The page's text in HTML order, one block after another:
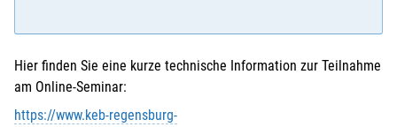
E-Mail*:
Hier finden Sie eine kurze technische Information zur Teilnahme
am Online-Seminar:
https://www.keb-regensburg-